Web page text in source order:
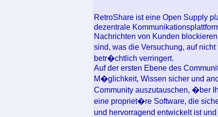
RetroShare ist eine Open Supply
dezentrale
Nachrichten von Kunden
sind, was die Versuchung, auf
betr�chtlich verringert.
Auf der ersten Ebene des
M�glichkeit, Wissen sicher und
Community auszutauschen, �ber
eine propriet�re Software, die
und hervorragend entwickelt ist